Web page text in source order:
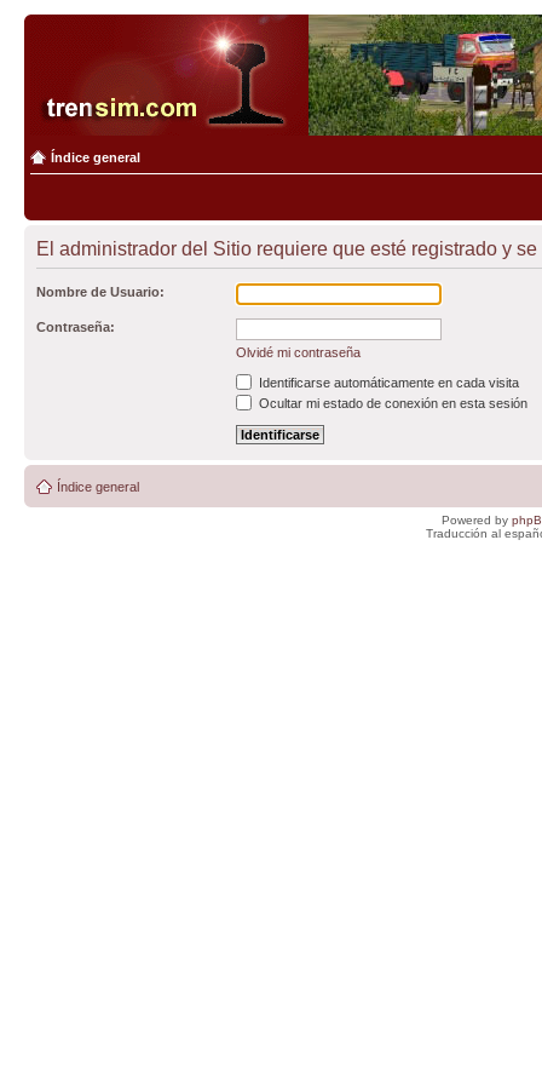
Índice general
El administrador del Sitio requiere que esté registrado y
Nombre de Usuario:
Contraseña:
Olvidé mi contraseña
Identificarse automáticamente en cada visita
Ocultar mi estado de conexión en esta sesión
Índice general
Powered by
Traducción al